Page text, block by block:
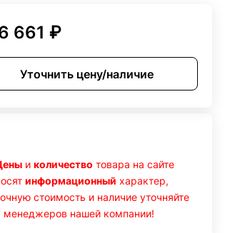
661 ₽
Уточнить цену/наличие
иколичество товара на сайте
информационный характер,
стоимость и наличие уточняйте
менеджеров нашей компании!